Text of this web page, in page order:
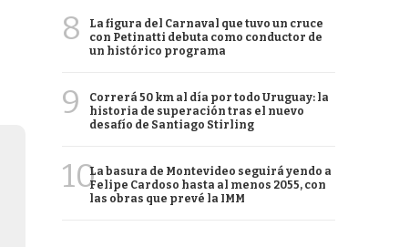
8
La figura del Carnaval que tuvo un cruce
con Petinatti debuta como conductor de
un histórico programa
9
Correrá 50 km al día por todo Uruguay: la
historia de superación tras el nuevo
desafío de Santiago Stirling
10La basura de Montevideo seguirá yendo a
Felipe Cardoso hasta al menos 2055, con
las obras que prevé la IMM